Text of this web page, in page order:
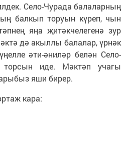
Село-Чурада балаларның
балкып торуын күреп, чын
яңа җитәкчелегенә зур
дә акыллы балалар, үрнәк
әти-әниләр белән Село-
торсын иде. Мәктәп учагы
яши бирер.
кара: